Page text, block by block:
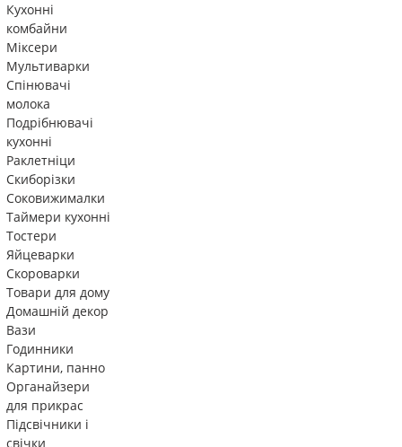
Кухонні
комбайни
Міксери
Мультиварки
Спінювачі
молока
Подрібнювачі
кухонні
Раклетніци
Скиборізки
Соковижималки
Таймери кухонні
Тостери
Яйцеварки
Скороварки
Товари для дому
Домашній декор
Вази
Годинники
Картини, панно
Органайзери
для прикрас
Підсвічники і
свічки